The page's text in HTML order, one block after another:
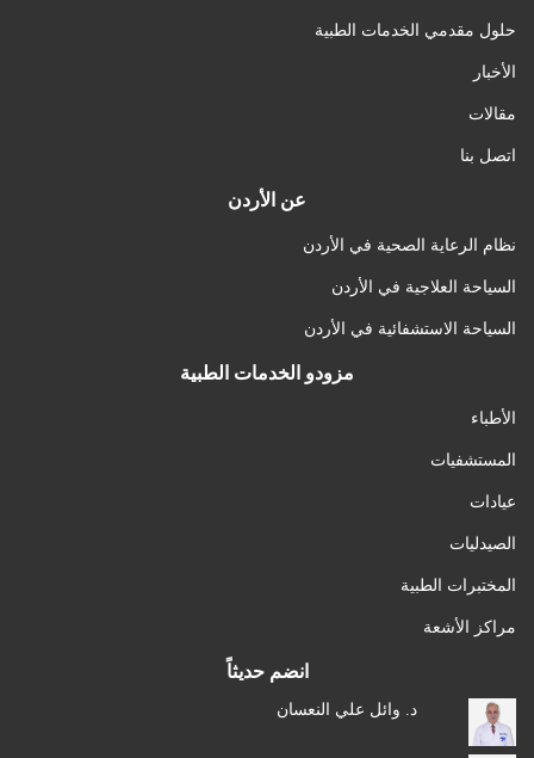
حلول مقدمي الخدمات الطبية
الأخبار
مقالات
اتصل بنا
عن الأردن
نظام الرعاية الصحية في الأردن
السياحة العلاجية في الأردن
السياحة الاستشفائية في الأردن
مزودو الخدمات الطبية
الأطباء
المستشفيات
عيادات
الصيدليات
المختبرات الطبية
مراكز الأشعة
انضم حديثاً
د. وائل علي النعسان